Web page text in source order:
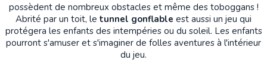
possèdent de nombreux obstacles et même des toboggans !
Abrité par un toit, le tunnel gonflable est aussi un jeu qui
protégera les enfants des intempéries ou du soleil. Les enfants
pourront s'amuser et s'imaginer de folles aventures à l'intérieur
du jeu.